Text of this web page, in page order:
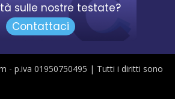
sulle nostre testate?
Contattaci
- p.iva 01950750495 | Tutti i diritti sono